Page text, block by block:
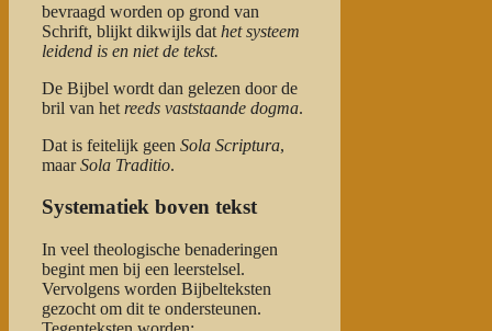
bevraagd worden op grond van
Schrift, blijkt dikwijls dat het systeem
leidend is en niet de tekst.
De Bijbel wordt dan gelezen door de
bril van het reeds vaststaande dogma.
Dat is feitelijk geen Sola Scriptura,
maarSola Traditio.
Systematiek boven tekst
In veel theologische benaderingen
begint men bij een leerstelsel.
Vervolgens worden Bijbelteksten
gezocht om dit te ondersteunen.